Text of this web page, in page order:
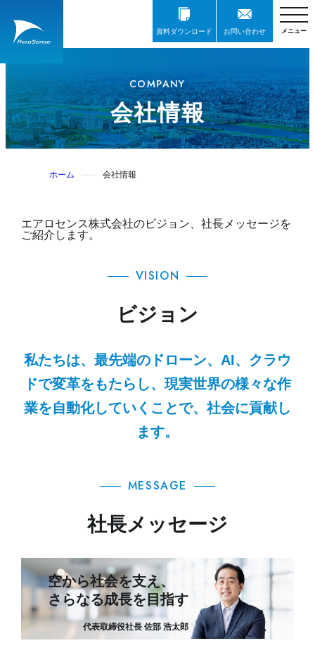
資料ダウンロード お問い合わせ
COMPANY
会社情報
ホーム 会社情報
エアロセンス株式会社のビジョン、社長メッセージを
ご紹介します。
VISION
ビジョン
私たちは、最先端のドローン、AI、クラウ
ドで変革をもたらし、現実世界の様々な作
業を自動化していくことで、社会に貢献し
ます。
MESSAGE
社長メッセージ
空から社会を支え、
さらなる成長を目指す
代表取締役社長 佐部 浩太郎